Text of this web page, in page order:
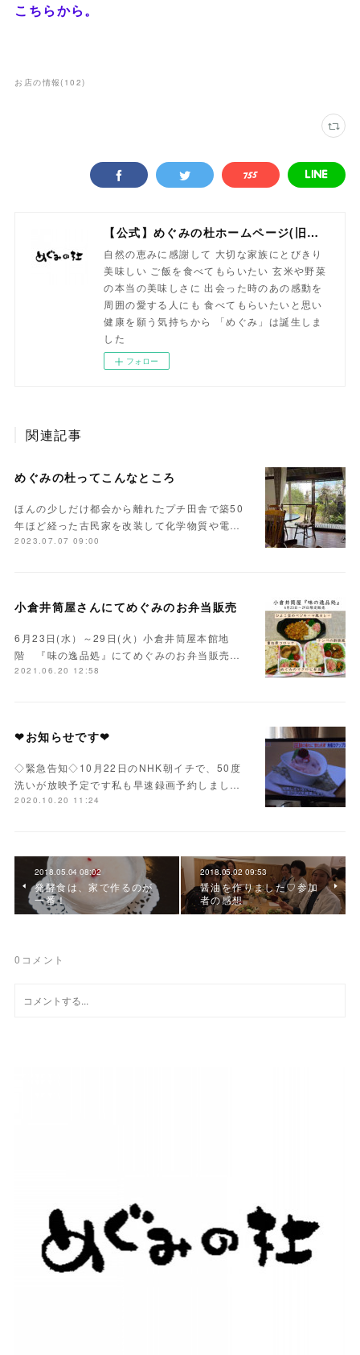
こちらから。
お店の情報( 102)
【公式】めぐみの杜ホームページ(旧自然食工房）
自然の恵みに感謝して 大切な家族にとびきり
美味しい ご飯を食べてもらいたい 玄米や野菜
の本当の美味しさに 出会った時のあの感動を
周囲の愛する人にも 食べてもらいたいと思い
健康を願う気持ちから 「めぐみ」は誕生しま
した
フォロー
関連記事
めぐみの杜ってこんなところ
ほんの少しだけ都会から離れたプチ田舎で築50
年ほど経った古民家を改装して化学物質や電…
2023.07.07 09:00
小倉井筒屋さんにてめぐみのお弁当販売
6月23日(水）～29日(火）小倉井筒屋本館地
階 『味の逸品処』にてめぐみのお弁当販売…
2021.06.20 12:58
❤お知らせです❤
◇緊急告知◇10月22日のNHK朝イチで、50度
洗いが放映予定です私も早速録画予約しまし…
2020.10.20 11:24
2018.05.04 08:02
発酵食は、家で作るのが
一番！
2018.05.02 09:53
醤油を作りました♡参加
者の感想
0 コメント